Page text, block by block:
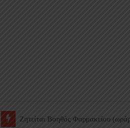
Ζητείται Βοηθός Θαλάμου